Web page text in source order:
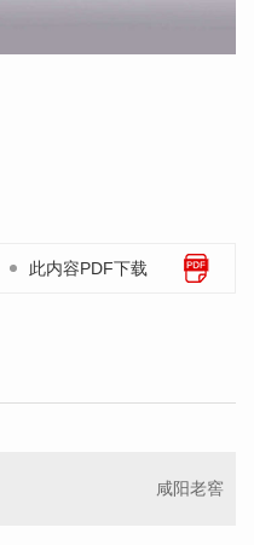
此内容PDF下载
咸阳老窖